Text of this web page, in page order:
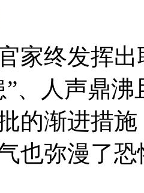
家终发挥
”、人声鼎
的渐进措
也弥漫了